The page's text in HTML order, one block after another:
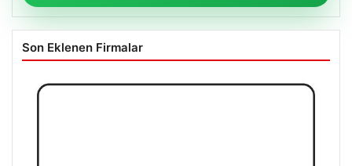
Son Eklenen Firmalar